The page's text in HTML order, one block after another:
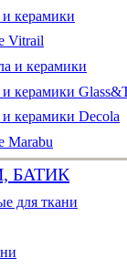
и керамики
Vitrail
и керамики
и керамики
и керамики Decola
Marabu
БАТИК
для ткани